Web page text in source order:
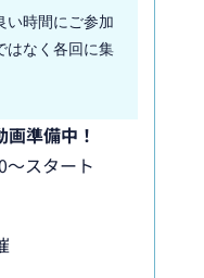
い時間にご参加
はなく各回に集
準備中！
スタート